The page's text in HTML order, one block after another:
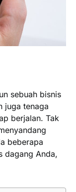
sebuah bisnis
juga tenaga
berjalan. Tak
beberapa
dagang Anda,